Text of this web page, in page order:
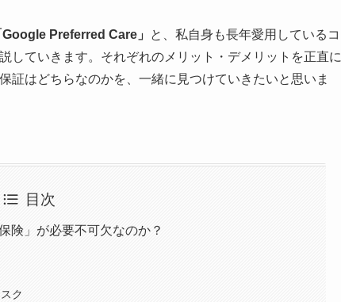
Google Preferred Care」
と、私自身も長年愛用しているコ
していきます。それぞれのメリット・デメリットを正直に
証はどちらなのかを、一緒に見つけていきたいと思いま
目次
険」が必要不可欠なのか？
ク